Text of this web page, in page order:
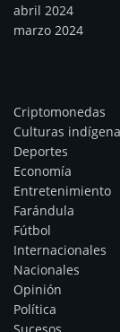
abril 2024
marzo 2024
Criptomonedas
Culturas
Deportes
Economía
Entretenimiento
Farándula
Fútbol
Internacionales
Nacionales
Opinión
Política